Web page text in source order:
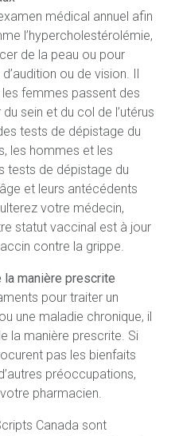
médical annuel afin
l’hypercholestérolémie,
de la peau ou pour
ou de vision. Il
femmes passent des
sein et du col de l’utérus
tests de dépistage du
les hommes et les
tests de dépistage du
et leurs antécédents
votre médecin,
statut vaccinal est à jour
contre la grippe.
manière prescrite
pour traiter un
une maladie chronique, il
la manière prescrite. Si
pas les bienfaits
préoccupations,
pharmacien.
Canada sont